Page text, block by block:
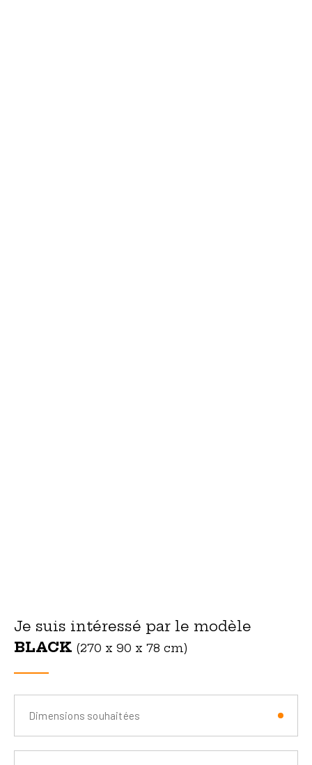
Je suis intéressé par le modèle
BLACK (270 x 90 x 78 cm)